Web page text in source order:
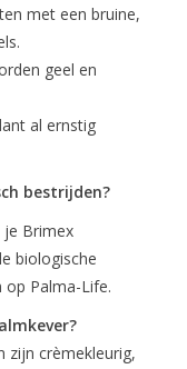
met een bruine,
geel en
al ernstig
bestrijden?
Brimex
biologische
Palma-Life.
zijn crèmekleurig,